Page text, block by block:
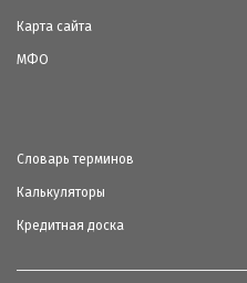
Карта сайта
МФО
Словарь терминов
Калькуляторы
Кредитная доска